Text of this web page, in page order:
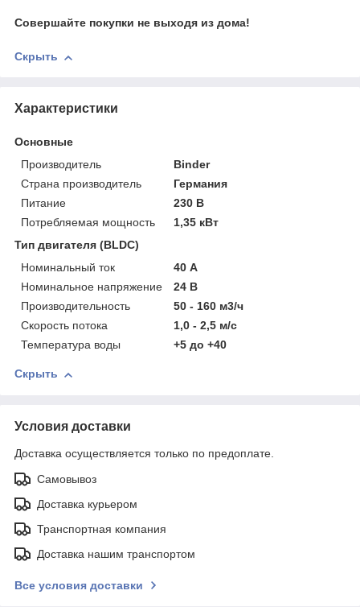
Совершайте покупки не выходя из дома!
Скрыть
Характеристики
Основные
Производитель
Binder
Страна производитель
Германия
Питание
230 В
Потребляемая мощность
1,35 кВт
Тип двигателя (BLDC)
Номинальный ток
40 А
Номинальное напряжение
24 В
Производительность
50 - 160 м3/ч
Скорость потока
1,0 - 2,5 м/с
Температура воды
+5 до +40
Скрыть
Условия доставки
Доставка осуществляется только по предоплате.
Самовывоз
Доставка курьером
Транспортная компания
Доставка нашим транспортом
Все условия доставки